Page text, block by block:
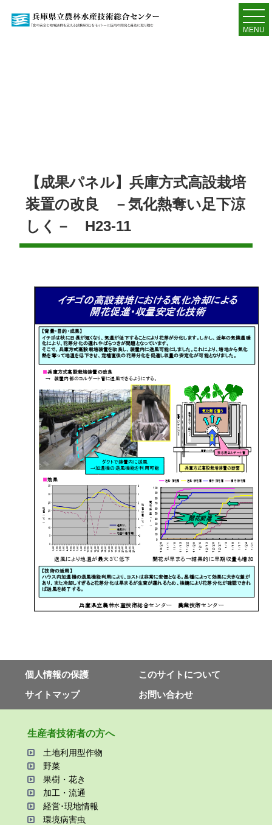
MENU
【成果パネル】兵庫方式高設栽培
装置の改良 －気化熱奪い足下涼
しく－ H23-11
個⼈情報の保護
このサイトについて
サイトマップ
お問い合わせ
⽣産者技術者の⽅へ
⼟地利⽤型作物
野菜
果樹・花き
加⼯・流通
経営･現地情報
環境病害⾍